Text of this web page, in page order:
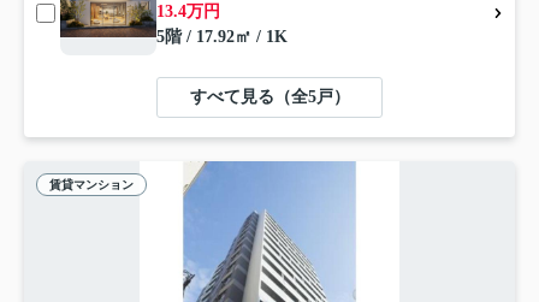
13.4万円
5階 / 17.92㎡ / 1K
すべて見る（全5戸）
賃貸マンション